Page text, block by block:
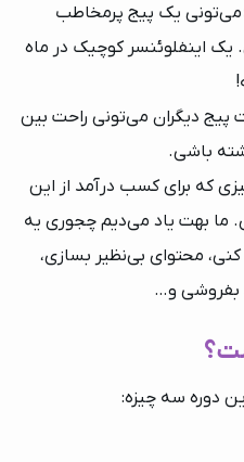
می‌تونی یک پیج پرمخاطب
یک اینفلوئنسر کوچیک در ماه
پیج دیگران می‌تونی راحت بین
که برای کسب درآمد از این
ما بهت یاد می‌دیم چجوری یه
محتوای بی‌نظیر بسازی،
بفروشی و…
دوره سه چیزه: